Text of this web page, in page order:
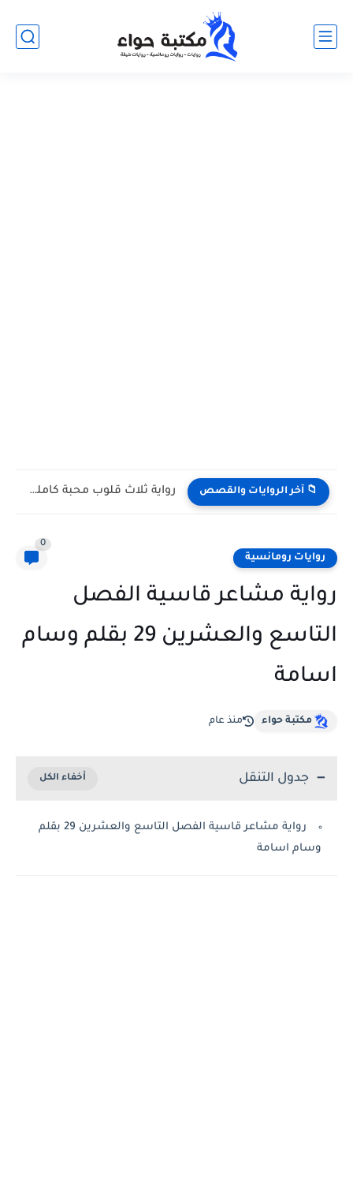
📁 آخر الروايات والقصص رواية ثلاث قلوب محبة كامله وحصريه بقلم ناهد خالد
روايات رومانسية
0
رواية مشاعر قاسية الفصل
التاسع والعشرين 29 بقلم وسام
اسامة
مكتبة حواء منذ عام
جدول التنقل
رواية مشاعر قاسية الفصل التاسع والعشرين 29 بقلم
وسام اسامة